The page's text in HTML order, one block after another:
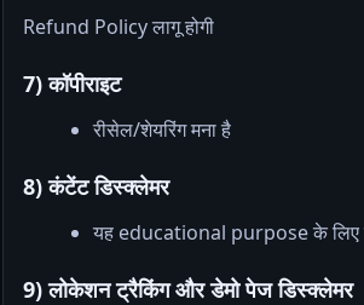
Refund Policy लागू होगी
7) कॉपीराइट
रीसेल/शेयरिंग मना है
8) कंटेंट डिस्क्लेमर
यह educational purpose के लिए
9) लोकेशन ट्रैकिंग और डेमो पेज डिस्क्लेमर